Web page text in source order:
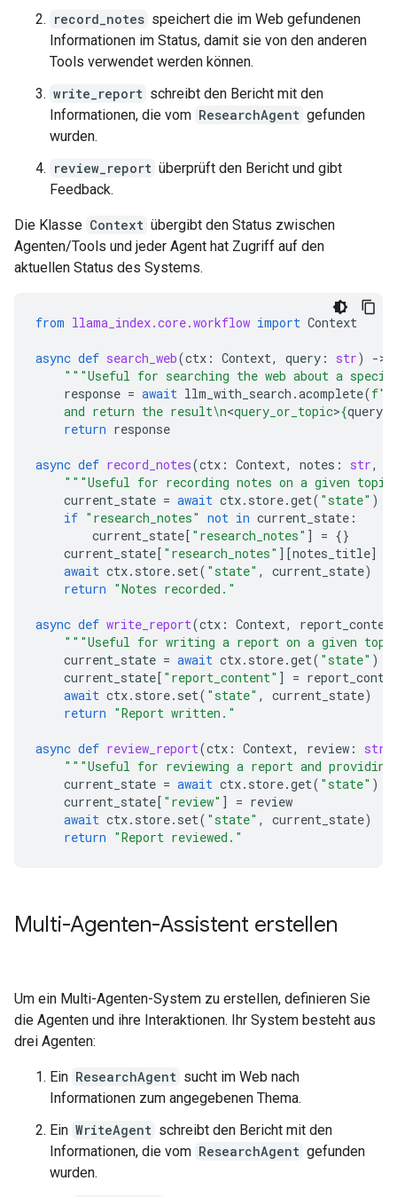
record_notes speichert die im Web gefundenen
Informationen im Status, damit sie von den anderen
Tools verwendet werden können.
write_report schreibt den Bericht mit den
Informationen, die vom ResearchAgent gefunden
wurden.
review_report überprüft den Bericht und gibt
Feedback.
Die Klasse Context übergibt den Status zwischen
Agenten/Tools und jeder Agent hat Zugriff auf den
aktuellen Status des Systems.
from llama_index.core.workflow import Context
async def search_web(ctx : Context, query : str) ->
"""Useful for searching the web about a
response = await llm_with_search .acomplete(f
    and return the result
\n<query_or_topic>{query
return response
async def record_notes(ctx : Context, notes : str,
"""Useful for recording notes on a given
current_state = await ctx. store.get( "state" )
if "research_notes" not in current_state :
current_state[ "research_notes" ] = {}
current_state[ "research_notes" ][notes_title]
await ctx. store. set( "state" , current_state)
return "Notes recorded."
async def write_report(ctx : Context,
"""Useful for writing a report on a given
current_state = await ctx. store.get( "state" )
current_state[ "report_content" ] =
await ctx. store. set( "state" , current_state)
return "Report written."
async def review_report(ctx : Context, review : str
"""Useful for reviewing a report and
current_state = await ctx. store.get( "state" )
current_state[ "review" ] = review
await ctx. store. set( "state" , current_state)
return "Report reviewed."
Multi-Agenten-Assistent erstellen
Um ein Multi-Agenten-System zu erstellen, definieren Sie
die Agenten und ihre Interaktionen. Ihr System besteht aus
drei Agenten:
Ein ResearchAgent sucht im Web nach
Informationen zum angegebenen Thema.
Ein WriteAgent schreibt den Bericht mit den
Informationen, die vom ResearchAgent gefunden
wurden.